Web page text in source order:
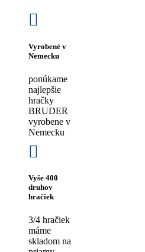
Vyrobené v
Nemecku
ponúkame
najlepšie
hračky
BRUDER
vyrobene v
Nemecku
Vyše 400
druhov
hračiek
3/4 hračiek
máme
skladom na